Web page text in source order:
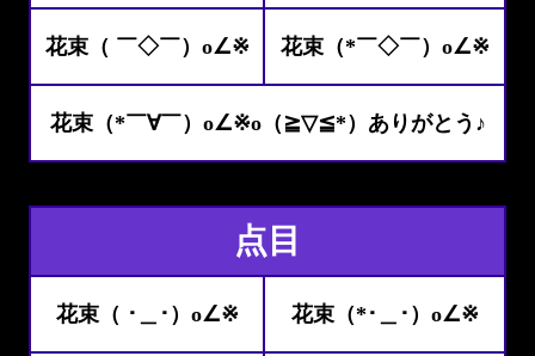
花束（ ￣◇￣）o∠※ 花束（*￣◇￣）o∠※
花束（*￣∀￣）o∠※o（≧▽≦*）ありがとう♪
点目
花束（ ･＿･）o∠※ 花束（*･＿･）o∠※